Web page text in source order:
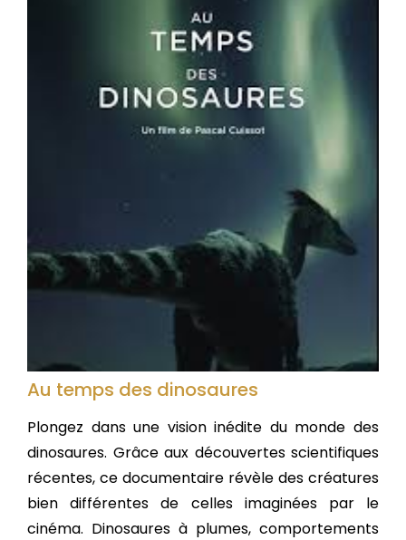
Au temps des dinosaures
Plongez dans une vision inédite du monde des
dinosaures. Grâce aux découvertes scientifiques
récentes, ce documentaire révèle des créatures
bien différentes de celles imaginées par le
cinéma. Dinosaures à plumes, comportements